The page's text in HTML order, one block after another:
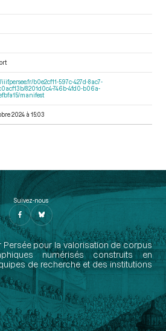
iiif.persee.fr/b0e2cf11-597c-427d-8ac7-
8201d0c4-746b-4fd0-b06a-
manifest
2024 à 15:03
Suivez-nous
pour la valorisation de corpus
numérisés construits en
de recherche et des institutions